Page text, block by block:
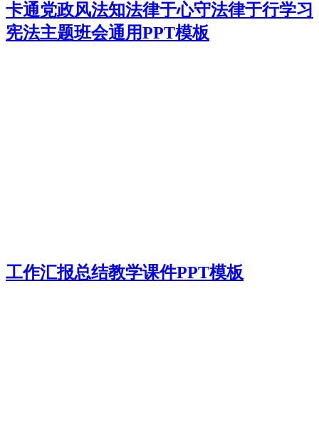
卡通党政风法知法律于心守法律于行学习
宪法主题班会通用PPT模板
工作汇报总结教学课件PPT模板